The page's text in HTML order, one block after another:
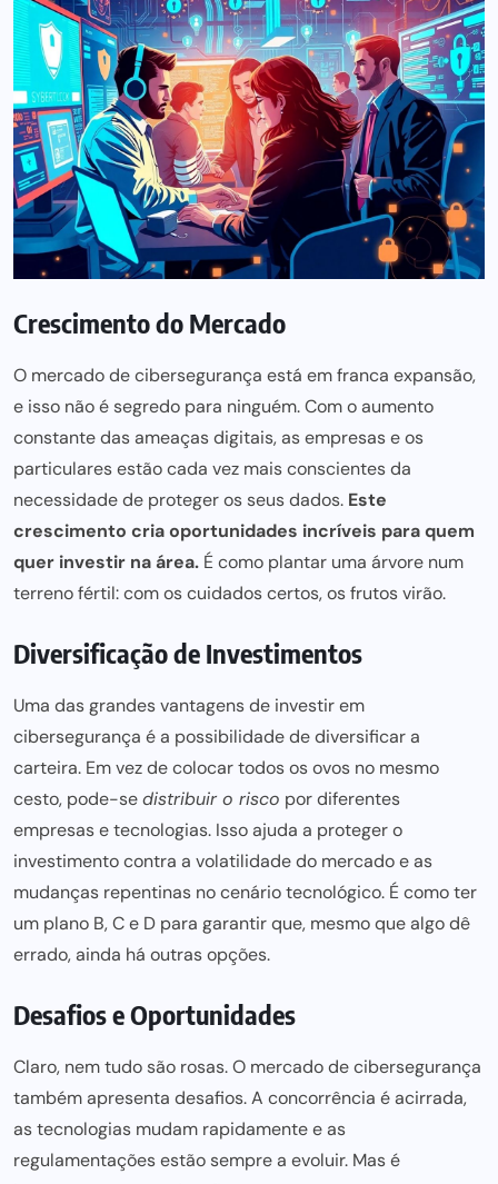
Crescimento do Mercado
O mercado de cibersegurança está em franca expansão,
e isso não é segredo para ninguém. Com o aumento
constante das ameaças digitais, as empresas e os
particulares estão cada vez mais conscientes da
necessidade de proteger os seus dados. Este
crescimento cria oportunidades incríveis para quem
quer investir na área. É como plantar uma árvore num
terreno fértil: com os cuidados certos, os frutos virão.
Diversificação de Investimentos
Uma das grandes vantagens de investir em
cibersegurança é a possibilidade de diversificar a
carteira. Em vez de colocar todos os ovos no mesmo
cesto, pode-sedistribuir o risco por diferentes
empresas e tecnologias. Isso ajuda a proteger o
investimento contra a volatilidade do mercado e as
mudanças repentinas no cenário tecnológico. É como ter
um plano B, C e D para garantir que, mesmo que algo dê
errado, ainda há outras opções.
Desafios e Oportunidades
Claro, nem tudo são rosas. O mercado de cibersegurança
também apresenta desafios. A concorrência é acirrada,
as tecnologias mudam rapidamente e as
regulamentações estão sempre a evoluir. Mas é